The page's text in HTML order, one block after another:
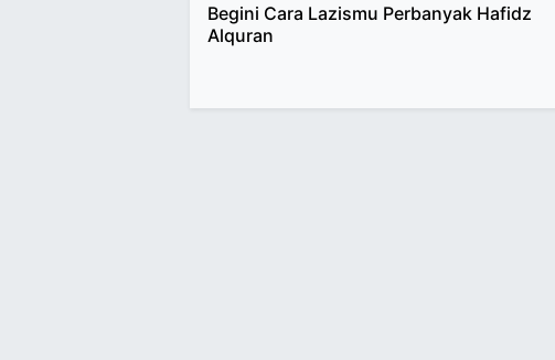
Begini Cara Lazismu Perbanyak Hafidz
Alquran